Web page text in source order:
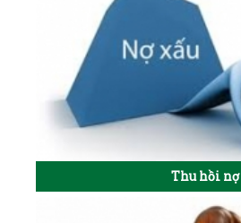
Thu hồi nợ